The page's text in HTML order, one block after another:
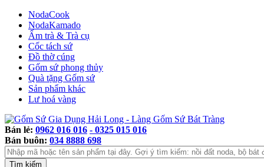
NodaCook
NodaKamado
Ấm trà & Trà cụ
Cốc tách sứ
Đồ thờ cúng
Gốm sứ phong thủy
Quà tặng Gốm sứ
Sản phẩm khác
Lư hoá vàng
Bán lẻ: 0962 016 016 - 0325 015 016
Bán buôn: 034 8888 698